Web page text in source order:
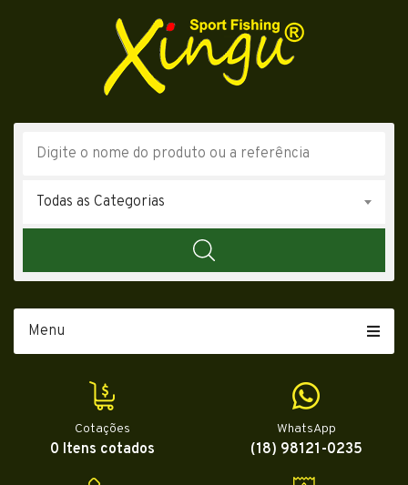
Todas as Categorias
Menu
Cotações
0 Itens cotados
WhatsApp
(18) 98121-0235